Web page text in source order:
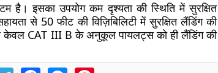
इसका उपयोग कम दृश्यता की स्थिति में सुरक्षित
से 50 फीट की विज़िबिलिटी में सुरक्षित लैंडिंग की
केवल CAT III B के अनुकूल पायलट्स को ही लैंडिंग की